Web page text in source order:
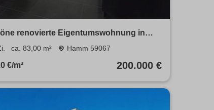
renovierte Eigentumswohnung in
Lage
ca. 83,00 m² Hamm 59067
€/m² 200.000 €